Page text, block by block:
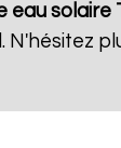
eau solaire
N'hésitez